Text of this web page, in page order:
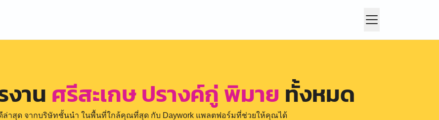
าน ศรีสะเกษ ปรางค์กู่ พิมาย ทั้งหมด
าสุด จากบริษัทชั้นนำ ในพื้นที่ใกล้คุณที่สุด กับ Daywork แพลตฟอร์มที่ช่วยให้คุณได้